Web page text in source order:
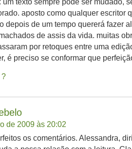
aposto como qualquer escritor
depois de um tempo quererá fazer
de assis da vida. muitas
por retoques entre uma
é preciso se conformar que
de 2009 às 20:02
os comentários. Alessandra,